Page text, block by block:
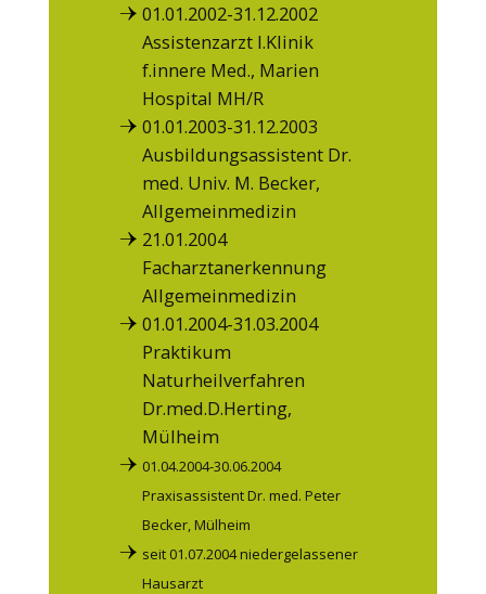
Über uns/Praxis-Rundgang
Praxis-Team
Qualitätsmanagement
Chirurgie/Orthopädie
01.01.2002-31.12.2002
Assistenzarzt I.Klinik
f.innere Med., Marien
Hospital MH/R
01.01.2003-31.12.2003
Ausbildungsassistent Dr.
med. Univ. M. Becker,
Allgemeinmedizin
21.01.2004
Facharztanerkennung
Allgemeinmedizin
01.01.2004-31.03.2004
Praktikum
Naturheilverfahren
Dr.med.D.Herting,
Mülheim
01.04.2004-30.06.2004
Praxisassistent Dr. med. Peter
Becker, Mülheim
seit 01.07.2004 niedergelassener
Hausarzt